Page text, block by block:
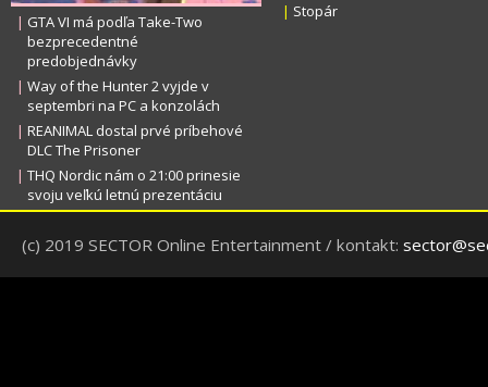
| GTA VI má podľa Take-Two
bezprecedentné
predobjednávky
| Way of the Hunter 2 vyjde v
septembri na PC a konzolách
| REANIMAL dostal prvé príbehové
DLC The Prisoner
| THQ Nordic nám o 21:00 prinesie
svoju veľkú letnú prezentáciu
| Stopár
(c) 2019 SECTOR Online Entertainment / kontakt: